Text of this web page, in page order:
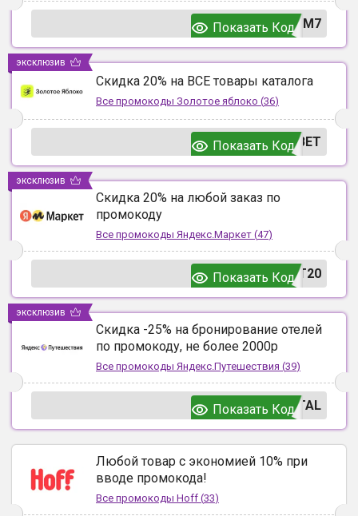
UM7
Показать Код
Скидка 20% на ВСЕ товары каталога
Все промокоды Золотое яблоко (36)
ВЕТ
Показать Код
эксклюзив
Скидка 20% на любой заказ по
промокоду
Все промокоды Яндекс.Маркет (47)
T20
Показать Код
эксклюзив
Скидка -25% на бронирование отелей
по промокоду, не более 2000р
Все промокоды Яндекс.Путешествия (39)
TAL
Показать Код
эксклюзив
Любой товар с экономией 10% при
вводе промокода!
Все промокоды Hoff (33)